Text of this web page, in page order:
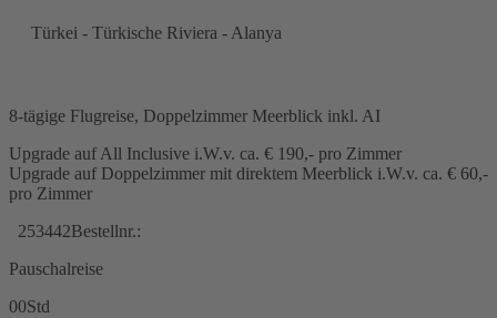
Türkei - Türkische Riviera - Alanya
8-tägige Flugreise, Doppelzimmer Meerblick inkl. AI
Upgrade auf All Inclusive i.W.v. ca. € 190,- pro Zimmer
Upgrade auf Doppelzimmer mit direktem Meerblick i.W.v. ca. € 60,-
pro Zimmer
253442Bestellnr.:
Pauschalreise
00Std